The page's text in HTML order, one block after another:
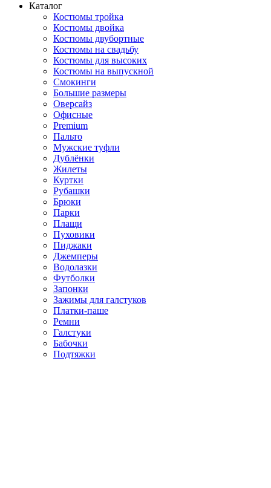
Каталог
Костюмы тройка
Костюмы двойка
Костюмы двубортные
Костюмы на свадьбу
Костюмы для высоких
Костюмы на выпускной
Смокинги
Большие размеры
Оверсайз
Офисные
Premium
Пальто
Мужские туфли
Дублёнки
Жилеты
Куртки
Рубашки
Брюки
Парки
Плащи
Пуховики
Пиджаки
Джемперы
Водолазки
Футболки
Запонки
Зажимы для галстуков
Платки-паше
Ремни
Галстуки
Бабочки
Подтяжки